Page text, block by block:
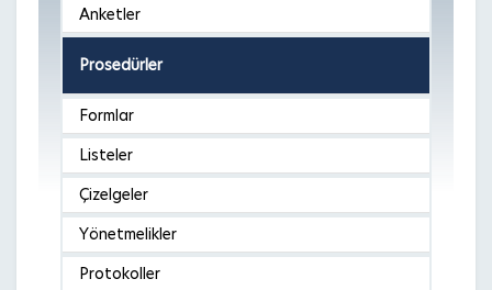
Anketler
Prosedürler
Formlar
Listeler
Çizelgeler
Yönetmelikler
Protokoller